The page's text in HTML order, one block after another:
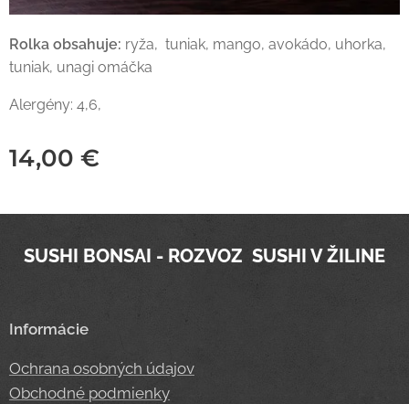
Rolka obsahuje: ryža, tuniak, mango, avokádo, uhorka,
tuniak, unagi omáčka
Alergény: 4,6,
14,00 €
SUSHI BONSAI - ROZVOZ SUSHI V ŽILINE
Informácie
Ochrana osobných údajov
Obchodné podmienky